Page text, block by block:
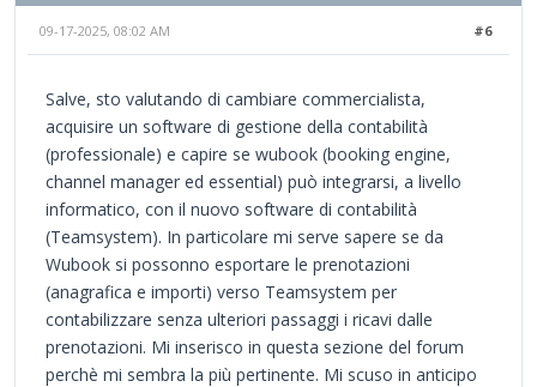
#6
09-17-2025, 08:02 AM
Salve, sto valutando di cambiare commercialista,
acquisire un software di gestione della contabilità
(professionale) e capire se wubook (booking engine,
channel manager ed essential) può integrarsi, a livello
informatico, con il nuovo software di contabilità
(Teamsystem). In particolare mi serve sapere se da
Wubook si possonno esportare le prenotazioni
(anagrafica e importi) verso Teamsystem per
contabilizzare senza ulteriori passaggi i ricavi dalle
prenotazioni. Mi inserisco in questa sezione del forum
perchè mi sembra la più pertinente. Mi scuso in anticipo